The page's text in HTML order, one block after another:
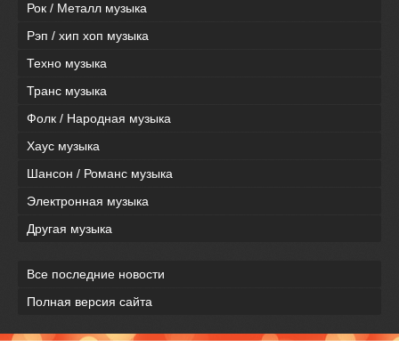
Рок / Металл музыка
Рэп / хип хоп музыка
Техно музыка
Транс музыка
Фолк / Народная музыка
Хаус музыка
Шансон / Романс музыка
Электронная музыка
Другая музыка
Все последние новости
Полная версия сайта